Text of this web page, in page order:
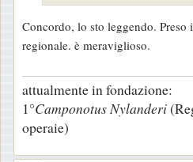
Concordo, lo sto leggendo.
regionale. è meraviglioso.
attualmente in fondazione:
1°Camponotus Nylanderi
operaie)